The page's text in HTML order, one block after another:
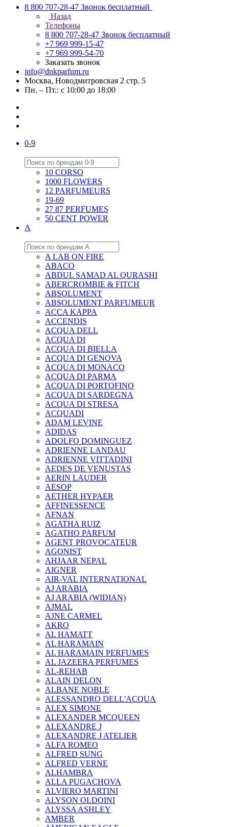
8 800 707-28-47 Звонок бесплатный
Назад
Телефоны
8 800 707-28-47 Звонок бесплатный
+7 969 999-15-47
+7 969 999-54-70
Заказать звонок
info@dnkparfum.ru
Москва, Новодмитровская 2 стр. 5
Пн. – Пт.: с 10:00 до 18:00
0-9
10 CORSO
1000 FLOWERS
12 PARFUMEURS
19-69
27 87 PERFUMES
50 CENT POWER
A
A LAB ON FIRE
ABACO
ABDUL SAMAD AL QURASHI
ABERCROMBIE & FITCH
ABSOLUMENT
ABSOLUMENT PARFUMEUR
ACCA KAPPA
ACCENDIS
ACQUA DELL
ACQUA DI
ACQUA DI BIELLA
ACQUA DI GENOVA
ACQUA DI MONACO
ACQUA DI PARMA
ACQUA DI PORTOFINO
ACQUA DI SARDEGNA
ACQUA DI STRESA
ACQUADI
ADAM LEVINE
ADIDAS
ADOLFO DOMINGUEZ
ADRIENNE LANDAU
ADRIENNE VITTADINI
AEDES DE VENUSTAS
AERIN LAUDER
AESOP
AETHER HYPAER
AFFINESSENCE
AFNAN
AGATHA RUIZ
AGATHO PARFUM
AGENT PROVOCATEUR
AGONIST
AHJAAR NEPAL
AIGNER
AIR-VAL INTERNATIONAL
AJ ARABIA
AJ ARABIA (WIDIAN)
AJMAL
AJNE CARMEL
AKRO
AL HAMATT
AL HARAMAIN
AL HARAMAIN PERFUMES
AL JAZEERA PERFUMES
AL-REHAB
ALAIN DELON
ALBANE NOBLE
ALESSANDRO DELL'ACQUA
ALEX SIMONE
ALEXANDER MCQUEEN
ALEXANDRE J
ALEXANDRE J ATELIER
ALFA ROMEO
ALFRED SUNG
ALFRED VERNE
ALHAMBRA
ALLA PUGACHOVA
ALVIERO MARTINI
ALYSON OLDOINI
ALYSSA ASHLEY
AMBER